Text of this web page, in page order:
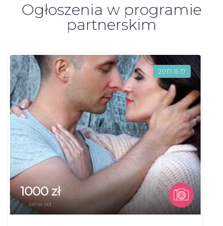
Ogłoszenia w programie
partnerskim
2017-11-17
1000 zł
cena od